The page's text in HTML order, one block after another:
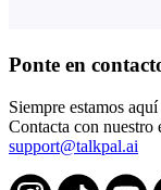
Ponte en
Siempre estamos
Contacta con nuestro
support@talkpal.ai